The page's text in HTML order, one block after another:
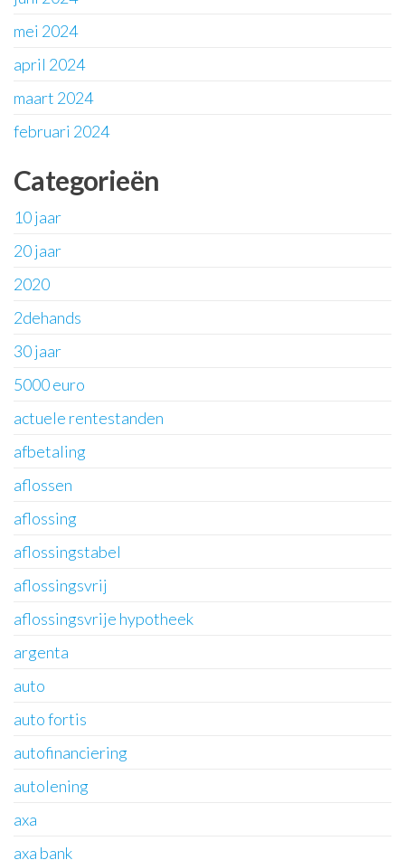
mei 2024
april 2024
maart 2024
februari 2024
Categorieën
10 jaar
20 jaar
2020
2dehands
30 jaar
5000 euro
actuele rentestanden
afbetaling
aflossen
aflossing
aflossingstabel
aflossingsvrij
aflossingsvrije hypotheek
argenta
auto
auto fortis
autofinanciering
autolening
axa
axa bank